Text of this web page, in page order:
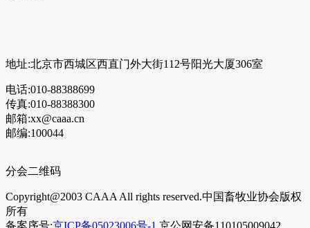
地址:北京市西城区西直门外大街112号阳光大厦306室
电话:010-88388699
传真:010-88388300
邮箱:xx@caaa.cn
邮编:100044
分会二维码
Copyright@2003 CAAA All rights reserved.中国畜牧业协会版权
所有
备案序号:京ICP备05023006号-1 京公网安备110105009042